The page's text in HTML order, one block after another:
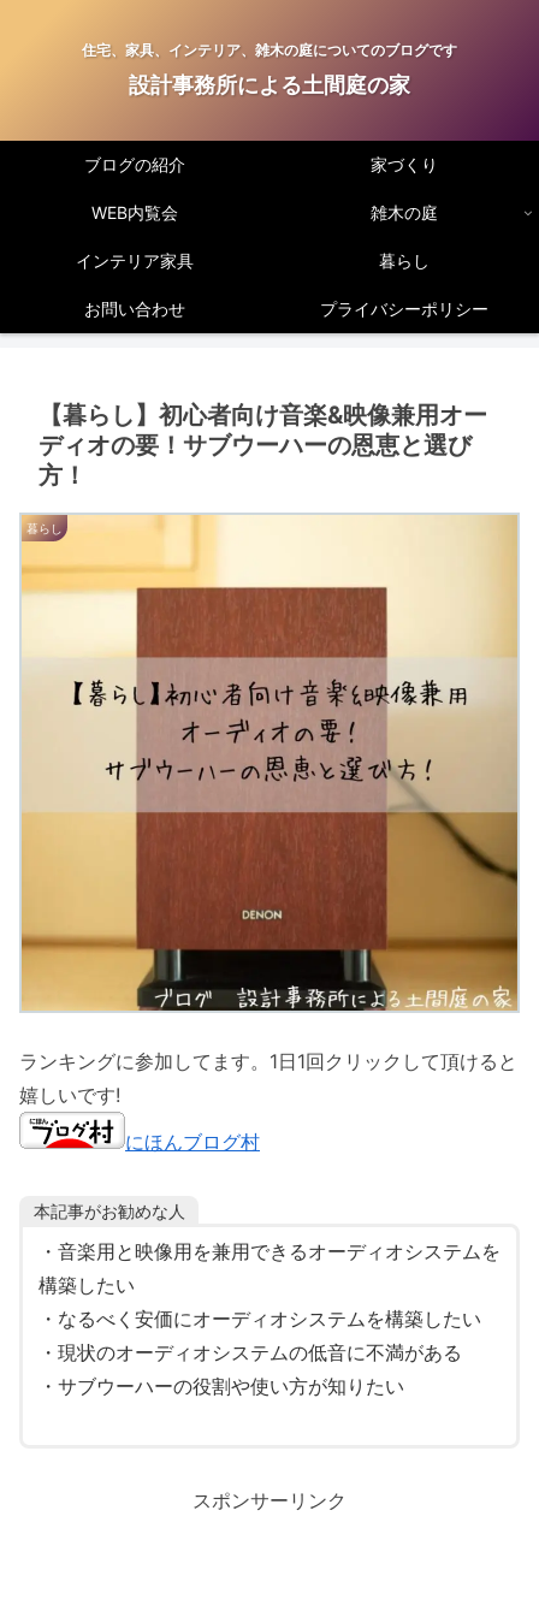
住宅、家具、インテリア、雑木の庭についてのブログです
設計事務所による土間庭の家
ブログの紹介 家づくり
WEB内覧会 雑木の庭
インテリア家具 暮らし
お問い合わせ プライバシーポリシー
【暮らし】初心者向け音楽&映像兼用オー
ディオの要！サブウーハーの恩恵と選び
方！
暮らし
ランキングに参加してます。1日1回クリックして頂けると
嬉しいです!
にほんブログ村
本記事がお勧めな人
・音楽用と映像用を兼用できるオーディオシステムを
構築したい
・なるべく安価にオーディオシステムを構築したい
・現状のオーディオシステムの低音に不満がある
・サブウーハーの役割や使い方が知りたい
スポンサーリンク